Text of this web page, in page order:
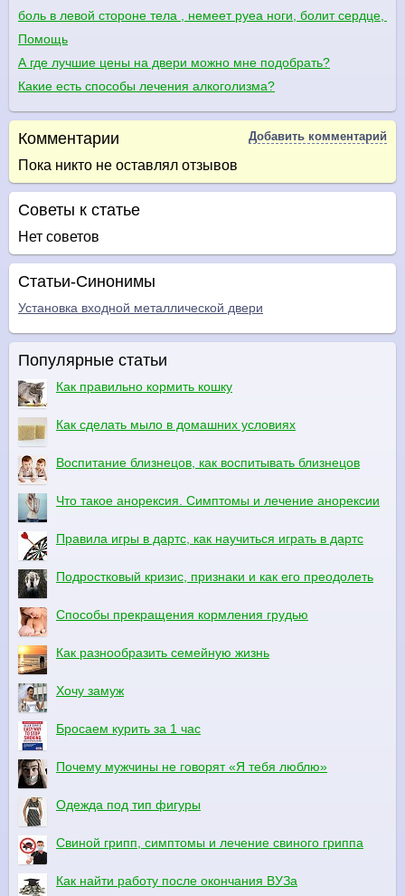
боль в левой стороне тела , немеет руеа ноги, болит сердце,
Помощь
А где лучшие цены на двери можно мне подобрать?
Какие есть способы лечения алкоголизма?
Комментарии Добавить комментарий
Пока никто не оставлял отзывов
Советы к статье
Нет советов
Статьи-Синонимы
Установка входной металлической двери
Популярные статьи
Как правильно кормить кошку
Как сделать мыло в домашних условиях
Воспитание близнецов, как воспитывать близнецов
Что такое анорексия. Симптомы и лечение анорексии
Правила игры в дартс, как научиться играть в дартс
Подростковый кризис, признаки и как его преодолеть
Способы прекращения кормления грудью
Как разнообразить семейную жизнь
Хочу замуж
Бросаем курить за 1 час
Почему мужчины не говорят «Я тебя люблю»
Одежда под тип фигуры
Свиной грипп, симптомы и лечение свиного гриппа
Как найти работу после окончания ВУЗа